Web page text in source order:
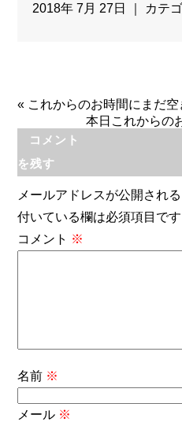
2018年 7月 27日 ｜ カテゴ
« これからのお時間にまだ空
本日これからの
コメント
を残す
メールアドレスが公開され
付いている欄は必須項目です
コメント ※
名前 ※
メール ※